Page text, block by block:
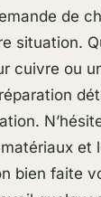
de
situation.
cuivre ou
et
bien faite